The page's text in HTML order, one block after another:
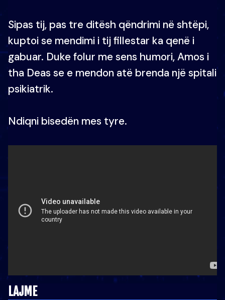
Sipas tij, pas tre ditësh qëndrimi në shtëpi,
kuptoi se mendimi i tij fillestar ka qenë i
gabuar. Duke folur me sens humori, Amos i
tha Deas se e mendon atë brenda një spitali
psikiatrik.
Ndiqni bisedën mes tyre.
LAJME